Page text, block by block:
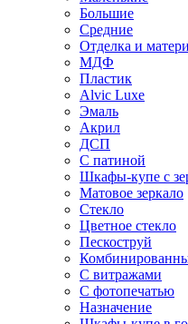
Большие
Средние
Отделка и
МДФ
Пластик
Alvic Luxe
Эмаль
Акрил
ДСП
С патиной
Шкафы-купе с
Матовое зеркало
Стекло
Цветное стекло
Пескоструй
С витражами
С фотопечатью
Назначение